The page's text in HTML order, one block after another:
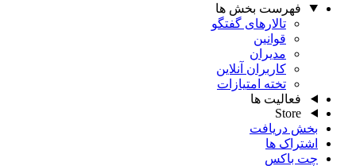
فهرست بخش ها
تالارهای گفتگو
قوانین
مدیران
کاربران آنلاین
تخته امتیازات
فعالیت ها
Store
بخش دریافت
اشتراک ها
چت باکس